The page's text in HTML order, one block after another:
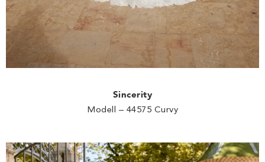
Sincerity
Modell – 44575 Curvy